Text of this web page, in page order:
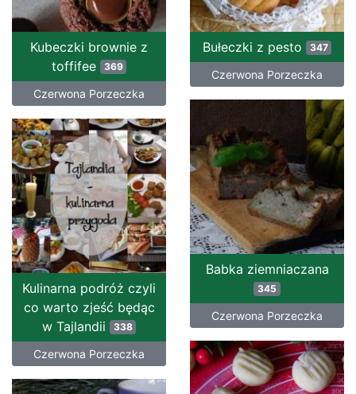
Kubeczki brownie z
toffifee
369
Czerwona Porzeczka
Bułeczki z pesto 347
Czerwona Porzeczka
Babka ziemniaczana
345
Czerwona Porzeczka
Kulinarna podróż czyli
co warto zjeść będąc
w Tajlandii
338
Czerwona Porzeczka